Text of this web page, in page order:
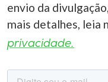
envio da
mais detalhes, leia
privacidade.